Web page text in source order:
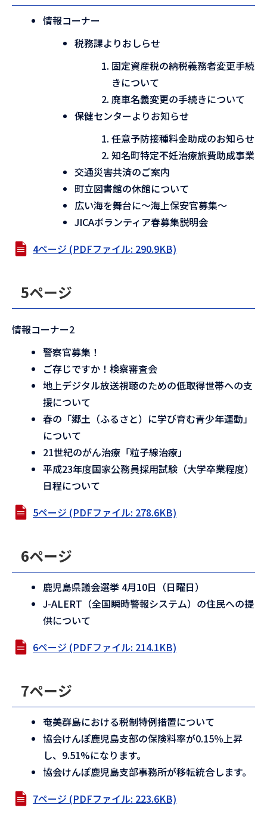
情報コーナー
税務課よりおしらせ
固定資産税の納税義務者変更手続
きについて
廃車名義変更の手続きについて
保健センターよりお知らせ
任意予防接種料金助成のお知らせ
知名町特定不妊治療旅費助成事業
交通災害共済のご案内
町立図書館の休館について
広い海を舞台に～海上保安官募集～
JICAボランティア春募集説明会
4ページ (PDFファイル: 290.9KB)
5ページ
情報コーナー2
警察官募集！
ご存じですか！検察審査会
地上デジタル放送視聴のための低取得世帯への支
援について
春の「郷土（ふるさと）に学び育む青少年運動」
について
21世紀のがん治療「粒子線治療」
平成23年度国家公務員採用試験（大学卒業程度）
日程について
5ページ (PDFファイル: 278.6KB)
6ページ
鹿児島県議会選挙 4月10日（日曜日）
J-ALERT（全国瞬時警報システム）の住民への提
供について
6ページ (PDFファイル: 214.1KB)
7ページ
奄美群島における税制特例措置について
協会けんぽ鹿児島支部の保険料率が0.15％上昇
し、9.51%になります。
協会けんぽ鹿児島支部事務所が移転統合します。
7ページ (PDFファイル: 223.6KB)